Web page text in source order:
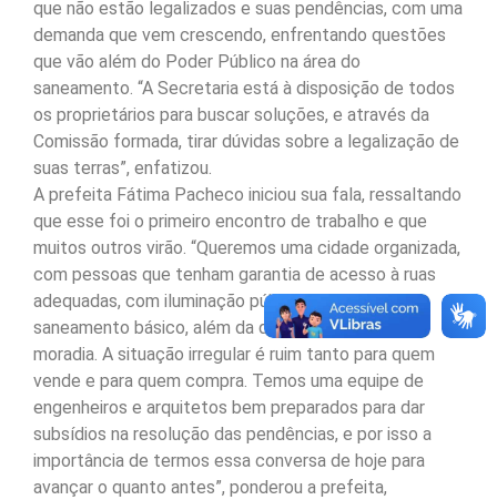
que não estão legalizados e suas pendências, com uma
demanda que vem crescendo, enfrentando questões
que vão além do Poder Público na área do
saneamento. “A Secretaria está à disposição de todos
os proprietários para buscar soluções, e através da
Comissão formada, tirar dúvidas sobre a legalização de
suas terras”, enfatizou.
A prefeita Fátima Pacheco iniciou sua fala, ressaltando
que esse foi o primeiro encontro de trabalho e que
muitos outros virão. “Queremos uma cidade organizada,
com pessoas que tenham garantia de acesso à ruas
adequadas, com iluminação pública regular, água e
saneamento básico, além da documentação de
moradia. A situação irregular é ruim tanto para quem
vende e para quem compra. Temos uma equipe de
engenheiros e arquitetos bem preparados para dar
subsídios na resolução das pendências, e por isso a
importância de termos essa conversa de hoje para
avançar o quanto antes”, ponderou a prefeita,